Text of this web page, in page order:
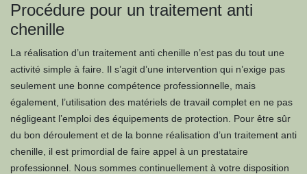
Procédure pour un traitement anti
chenille
La réalisation d’un traitement anti chenille n’est pas du tout une
activité simple à faire. Il s’agit d’une intervention qui n’exige pas
seulement une bonne compétence professionnelle, mais
également, l’utilisation des matériels de travail complet en ne pas
négligeant l’emploi des équipements de protection. Pour être sûr
du bon déroulement et de la bonne réalisation d’un traitement anti
chenille, il est primordial de faire appel à un prestataire
professionnel. Nous sommes continuellement à votre disposition